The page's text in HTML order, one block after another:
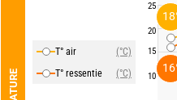
T° air
(°C)
T° ressentie
(°C)
25
20
15
10